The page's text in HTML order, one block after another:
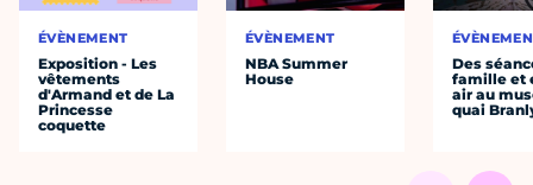
ÉVÈNEMENT
Exposition - Les
vêtements
d'Armand et de La
Princesse
coquette
ÉVÈNEMENT
NBA Summer
House
Des
famille et
air au
quai